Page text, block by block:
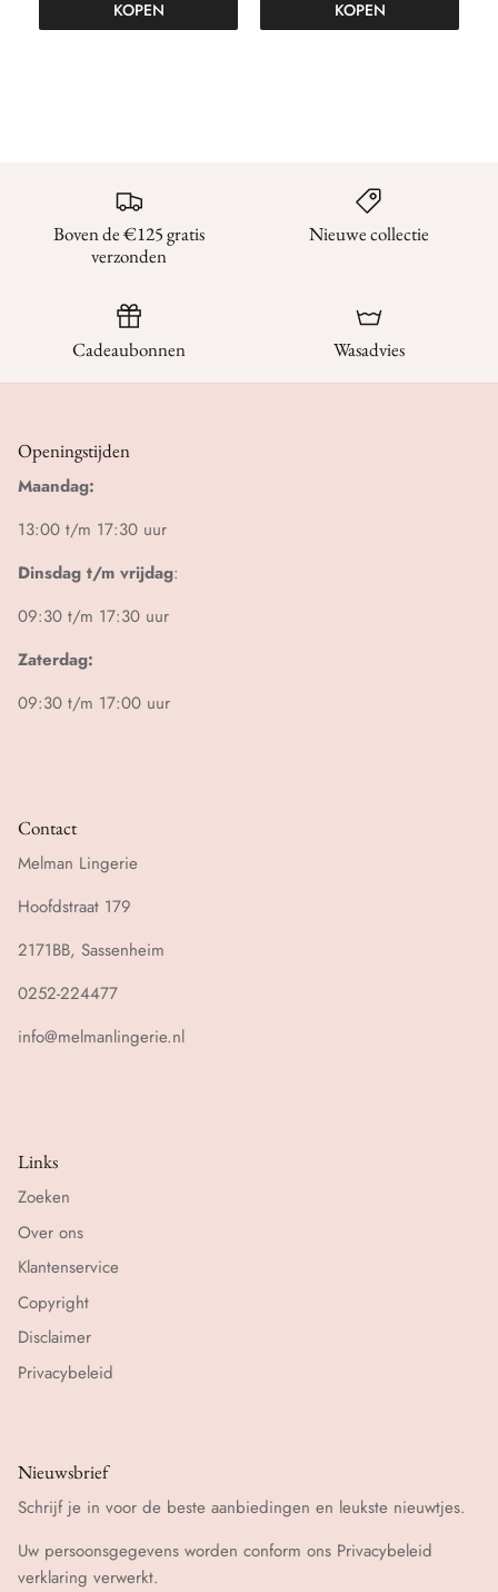
KOPEN KOPEN
Boven de €125 gratis
verzonden
Nieuwe collectie
Cadeaubonnen Wasadvies
Openingstijden
Maandag:
13:00 t/m 17:30 uur
Dinsdag t/m vrijdag:
09:30 t/m 17:30 uur
Zaterdag:
09:30 t/m 17:00 uur
Contact
Melman Lingerie
Hoofdstraat 179
2171BB, Sassenheim
0252-224477
info@melmanlingerie.nl
Links
Zoeken
Over ons
Klantenservice
Copyright
Disclaimer
Privacybeleid
Nieuwsbrief
Schrijf je in voor de beste aanbiedingen en leukste nieuwtjes.
Uw persoonsgegevens worden conform ons Privacybeleid
verklaring verwerkt.